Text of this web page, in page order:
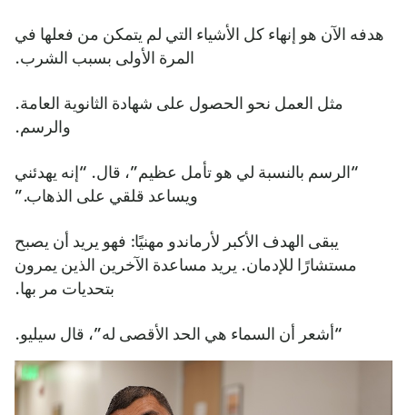
هدفه الآن هو إنهاء كل الأشياء التي لم يتمكن من فعلها في
المرة الأولى بسبب الشرب.
مثل العمل نحو الحصول على شهادة الثانوية العامة.
والرسم.
“الرسم بالنسبة لي هو تأمل عظيم”، قال. “إنه يهدئني
ويساعد قلقي على الذهاب.”
يبقى الهدف الأكبر لأرماندو مهنيًا: فهو يريد أن يصبح
مستشارًا للإدمان. يريد مساعدة الآخرين الذين يمرون
بتحديات مر بها.
“أشعر أن السماء هي الحد الأقصى له”، قال سيليو.